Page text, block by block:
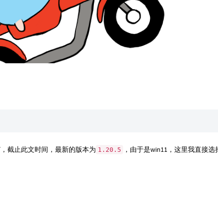
，截止此文时间，最新的版本为 1.20.5 ，由于是win11，这里我直接选